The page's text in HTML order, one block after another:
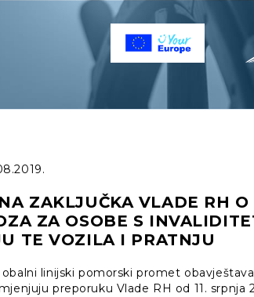
ZAKLJUČKA VLADE RH
ZA OSOBE S
TE VOZILA I PRATNJU
linijski pomorski promet
preporuku Vlade RH od 11.